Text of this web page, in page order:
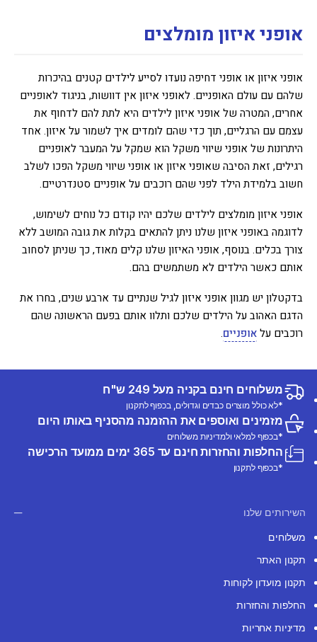
אופני איזון מומלצים
אופני איזון או אופני דחיפה נועדו לסייע לילדים קטנים בהיכרות
שלהם עם עולם האופניים. לאופני איזון אין דוושות, בניגוד לאופניים
אחרים, המטרה של אופני איזון לילדים היא לתת להם לדחוף את
עצמם עם הרגליים, תוך כדי שהם לומדים איך לשמור על איזון. אחד
היתרונות של אופני שיווי משקל הוא שמקל על המעבר לאופניים
רגילים, זאת הסיבה שאופני איזון או אופני שיווי משקל הפכו לשלב
חשוב בלמידת הילד לפני שהם רוכבים על אופניים סטנדרטיים.
אופני איזון מומלצים לילדים שלכם יהיו קודם כל נוחים לשימוש,
לדוגמה באופני איזון שלנו ניתן להתאים בקלות את גובה המושב ללא
צורך בכלים. בנוסף, אופני האיזון שלנו קלים מאוד, כך שניתן לסחוב
אותם כאשר הילדים לא משתמשים בהם.
בדקטלון יש מגוון אופני איזון לגיל שנתיים עד ארבע שנים, בחרו את
הדגם האהוב על הילדים שלכם ותלוו אותם בפעם הראשונה שהם
רוכבים עלאופניים.
משלוחים חינם בקניה מעל 249 ש"ח
*לא כולל מוצרים כבדים וגדולים, בכפוף לתקנון
מזמינים ואוספים את ההזמנה מהסניף באותו היום
*בכפוף למלאי ולמדיניות משלוחים
החלפות והחזרות חינם עד 365 ימים ממועד הרכישה
*בכפוף לתקנון
השירותים שלנו
משלוחים
תקנון האתר
תקנון מועדון לקוחות
החלפות והחזרות
מדיניות אחריות